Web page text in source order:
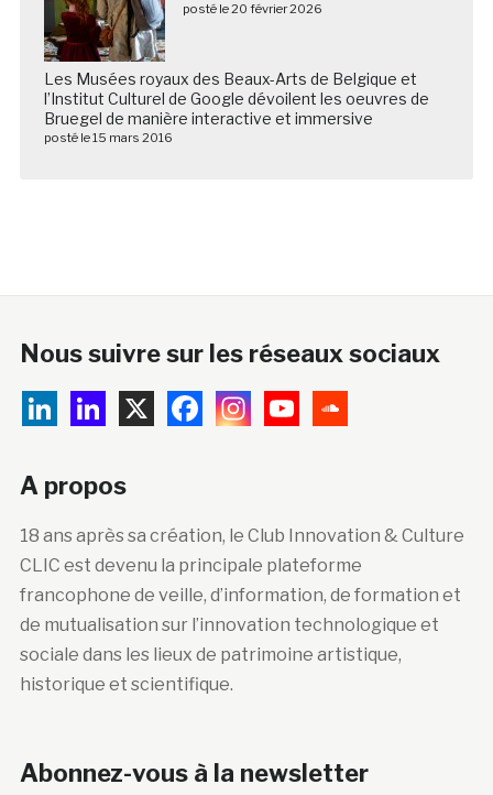
posté le 20 février 2026
Les Musées royaux des Beaux-Arts de Belgique et
l’Institut Culturel de Google dévoilent les oeuvres de
Bruegel de manière interactive et immersive
posté le 15 mars 2016
Nous suivre sur les réseaux sociaux
A propos
18 ans après sa création, le Club Innovation & Culture
CLIC est devenu la principale plateforme
francophone de veille, d’information, de formation et
de mutualisation sur l’innovation technologique et
sociale dans les lieux de patrimoine artistique,
historique et scientifique.
Abonnez-vous à la newsletter